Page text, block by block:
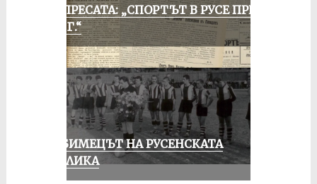
ОТ ПРЕСАТА: „СПОРТЪТ В РУСЕ ПРЕЗ
1935 Г.“
ЛЮБИМЕЦЪТ НА РУСЕНСКАТА
ПУБЛИКА